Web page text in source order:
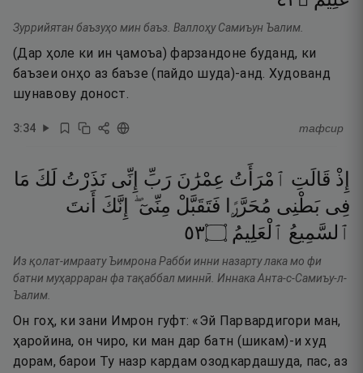
Зуррийятан баъзуҳо мин баъз. Валлоҳу Самиъун Ъалим.
(Дар ҳоле ки ин ҷамоъа) фарзандоне буданд, ки
баъзеи онҳо аз баъзе (пайдо шуда)-анд. Худованд
шунавову доност.
3:34 тафсир
إِذْ قَالَتِ ٱمْرَأَتُ عِمْرَٰنَ رَبِّ إِنِّى نَذَرْتُ لَكَ مَا
فِى بَطْنِى مُحَرَّرًۭا فَتَقَبَّلْ مِنِّىٓ ۖ إِنَّكَ
أَنتَ
ٱلسَّمِيعُ ٱلْعَلِيمُ ۝٣٥
Из қолат-имраату Ъимрона Рабби инни назарту лака мо фи
батни муҳарраран фа тақаббал миннӣ. Иннака Анта-с-Самиъу-л-
Ъалим.
Он гоҳ, ки зани Имрон гуфт: «Эй Парвардигори ман,
ҳаройина, он чиро, ки ман дар батн (шикам)-и худ
дорам, барои Ту назр кардам озодкардашуда, пас, аз